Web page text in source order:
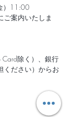
）11:00
ご案内いたしま
除く）、銀行
ください）からお